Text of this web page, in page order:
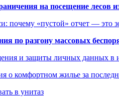
на посещение лесов
почему «пустой» отчет — это
по разгону массовых
и защиты личных данных в
о комфортном жилье за
в унитаз